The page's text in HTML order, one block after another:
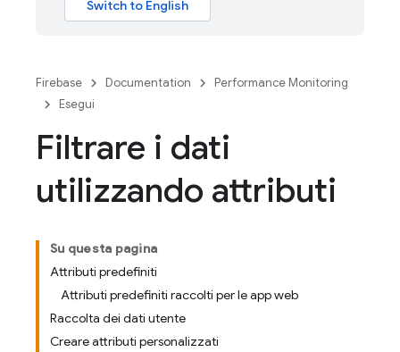
Firebase Documentation
Performance Monitoring
Esegui
Filtrare i dati
utilizzando attributi
Su questa pagina
Attributi predefiniti
Attributi predefiniti raccolti per le app web
Raccolta dei dati utente
Creare attributi personalizzati